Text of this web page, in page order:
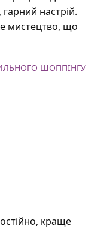
настрій.
мистецтво, що
ШОППІНГУ
краще